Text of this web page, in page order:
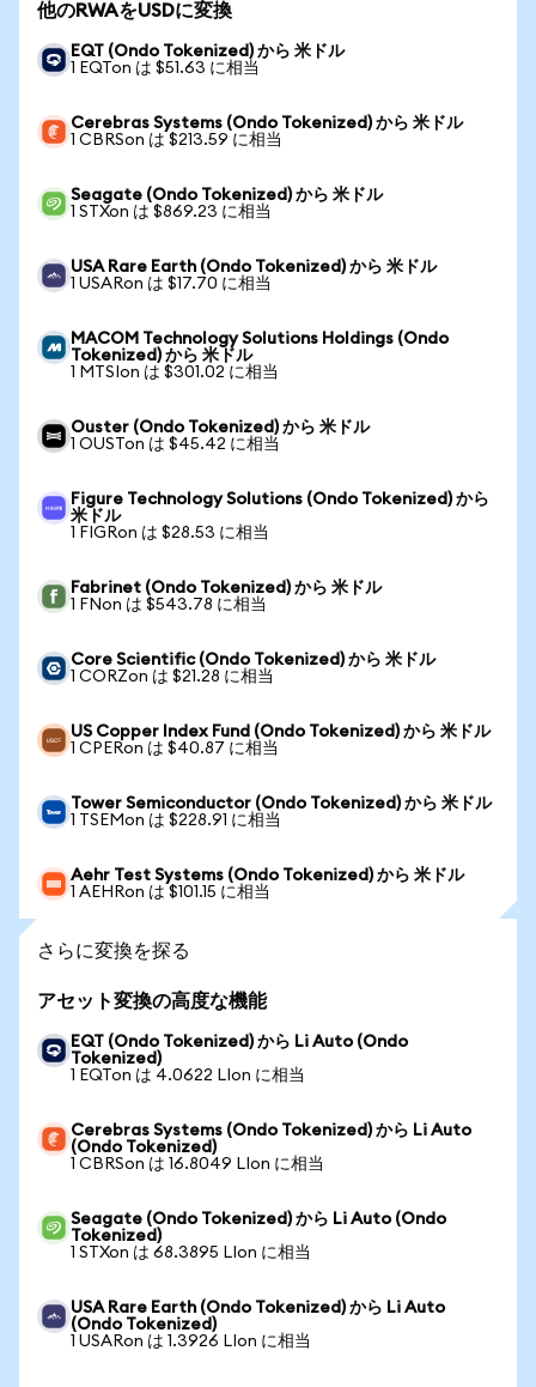
他のRWAをUSDに変換
EQT (Ondo Tokenized) から 米ドル
1 EQTon は $51.63 に相当
Cerebras Systems (Ondo Tokenized) から 米ドル
1 CBRSon は $213.59 に相当
Seagate (Ondo Tokenized) から 米ドル
1 STXon は $869.23 に相当
USA Rare Earth (Ondo Tokenized) から 米ドル
1 USARon は $17.70 に相当
MACOM Technology Solutions Holdings (Ondo
Tokenized) から 米ドル
1 MTSIon は $301.02 に相当
Ouster (Ondo Tokenized) から 米ドル
1 OUSTon は $45.42 に相当
Figure Technology Solutions (Ondo Tokenized) から
米ドル
1 FIGRon は $28.53 に相当
Fabrinet (Ondo Tokenized) から 米ドル
1 FNon は $543.78 に相当
Core Scientific (Ondo Tokenized) から 米ドル
1 CORZon は $21.28 に相当
US Copper Index Fund (Ondo Tokenized) から 米ドル
1 CPERon は $40.87 に相当
Tower Semiconductor (Ondo Tokenized) から 米ドル
1 TSEMon は $228.91 に相当
Aehr Test Systems (Ondo Tokenized) から 米ドル
1 AEHRon は $101.15 に相当
さらに変換を探る
アセット変換の高度な機能
EQT (Ondo Tokenized) から Li Auto (Ondo
Tokenized)
1 EQTon は 4.0622 LIon に相当
Cerebras Systems (Ondo Tokenized) から Li Auto
(Ondo Tokenized)
1 CBRSon は 16.8049 LIon に相当
Seagate (Ondo Tokenized) から Li Auto (Ondo
Tokenized)
1 STXon は 68.3895 LIon に相当
USA Rare Earth (Ondo Tokenized) から Li Auto
(Ondo Tokenized)
1 USARon は 1.3926 LIon に相当